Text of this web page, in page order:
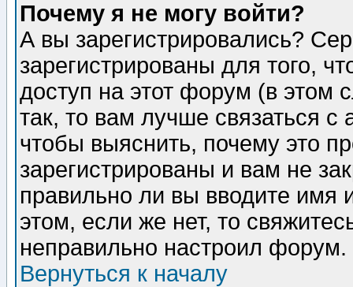
Почему я не могу войти?
А вы зарегистрировались?
зарегистрированы для того,
доступ на этот форум (в этом
так, то вам лучше связаться
чтобы выяснить, почему это
зарегистрированы и вам не
правильно ли вы вводите
этом, если же нет, то
неправильно настроил форум.
Вернуться к началу